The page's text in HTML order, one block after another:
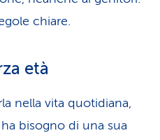
chiare.
età
nella vita quotidiana,
bisogno di una sua